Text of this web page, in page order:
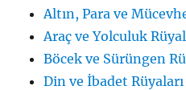
Altın, Para ve
Araç ve Yolculuk
Böcek ve Sürüngen
Din ve İbadet Rüyaları